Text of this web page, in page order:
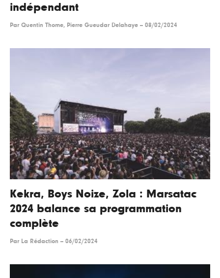
indépendant
Par Quentin Thome, Pierre Gueudar Delahaye -- 08/02/2024
Kekra, Boys Noize, Zola : Marsatac
2024 balance sa programmation
complète
Par La Rédaction -- 06/02/2024